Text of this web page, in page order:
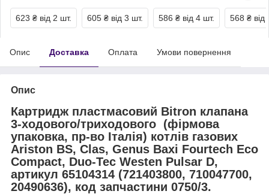
623 ₴ від 2 шт. 605 ₴ від 3 шт. 586 ₴ від 4 шт. 568 ₴ від
Опис Доставка Оплата Умови повернення
Опис
Картридж пластмасовий Bitron клапана
3-ходового/триходового (фірмова
упаковка, пр-во Італія) котлів газових
Ariston BS, Clas, Genus Baxi Fourtech Eco
Compact, Duo-Tec Westen Pulsar D,
артикул 65104314 (721403800, 710047700,
20490636), код запчастини 0750/3.